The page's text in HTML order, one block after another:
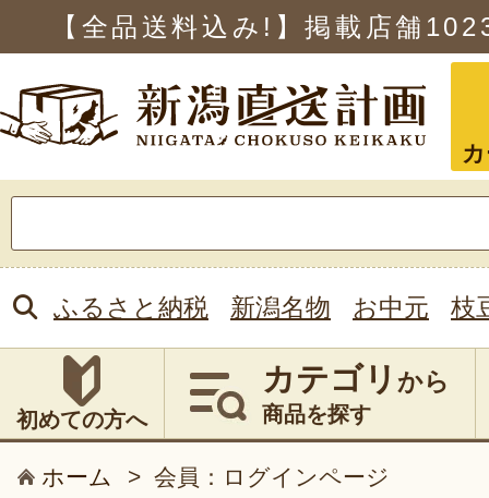
【全品送料込み!】掲載店舗
索:
ふるさと納税 新潟名物 お中元 枝
初めての方へ
カテゴリ から
商品を探す
ホーム > 会員：ログインページ